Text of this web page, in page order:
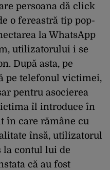
persoana dă click
o fereastră tip pop-
la WhatsApp
utilizatorului i se
După asta, pe
pe telefonul victimei,
pentru asocierea
îl introduce în
în care rămâne cu
însă, utilizatorul
la contul lui de
că au fost